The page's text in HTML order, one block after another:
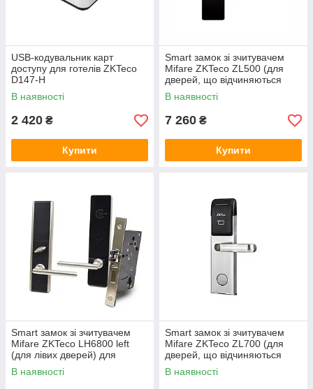
USB-кодувальник карт
доступу для готелів ZKTeco
D147-H
В наявності
2 420 ₴
Купити
Smart замок зі зчитувачем
Mifare ZKTeco ZL500 (для
дверей, що відчиняються
вправо) для готелів
В наявності
7 260 ₴
Купити
Smart замок зі зчитувачем
Mifare ZKTeco LH6800 left
(для лівих дверей) для
готелів
В наявності
Smart замок зі зчитувачем
Mifare ZKTeco ZL700 (для
дверей, що відчиняються
вправо) для готелів
В наявності